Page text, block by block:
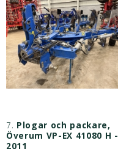
7. Plogar och packare,
Överum VP-EX 41080 H -
2011